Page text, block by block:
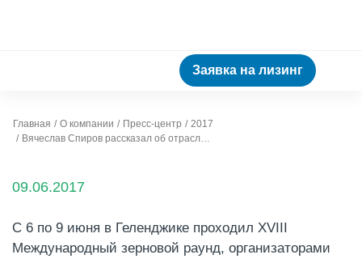
Заявка на лизинг
Главная О компании Пресс-центр
2017
Вячеслав Спиров рассказал об отраслевых решениях и специальных программах для сельхоз отрасли на XVIII Международном зерновом раунде
09.06.2017
С 6 по 9 июня в Геленджике проходил XVIII
Международный зерновой раунд, организаторами